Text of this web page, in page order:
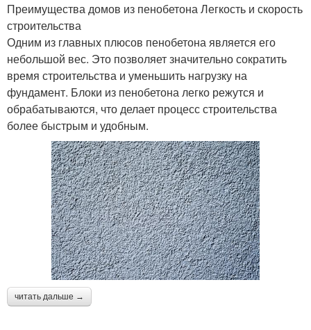
Преимущества домов из пенобетона Легкость и скорость
строительства
Одним из главных плюсов пенобетона является его
небольшой вес. Это позволяет значительно сократить
время строительства и уменьшить нагрузку на
фундамент. Блоки из пенобетона легко режутся и
обрабатываются, что делает процесс строительства
более быстрым и удобным.
читать дальше →